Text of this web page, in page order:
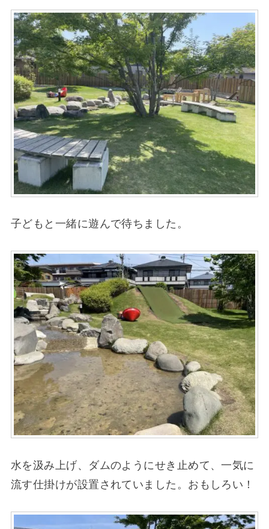
子どもと一緒に遊んで待ちました。
水を汲み上げ、ダムのようにせき止めて、一気に
流す仕掛けが設置されていました。おもしろい！